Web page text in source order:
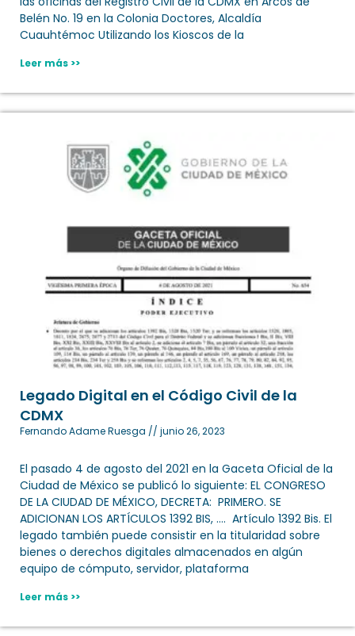
Belén No. 19 en la Colonia Doctores, Alcaldía
Cuauhtémoc Utilizando los Kioscos de la
Leer más >>
Legado Digital en el Código Civil de la
CDMX
Fernando Adame Ruesga junio 26, 2023
El pasado 4 de agosto del 2021 en la Gaceta Oficial de la
Ciudad de México se publicó lo siguiente: EL CONGRESO
DE LA CIUDAD DE MÉXICO, DECRETA: PRIMERO. SE
ADICIONAN LOS ARTÍCULOS 1392 BIS, …. Artículo 1392 Bis. El
legado también puede consistir en la titularidad sobre
bienes o derechos digitales almacenados en algún
equipo de cómputo, servidor, plataforma
Leer más >>